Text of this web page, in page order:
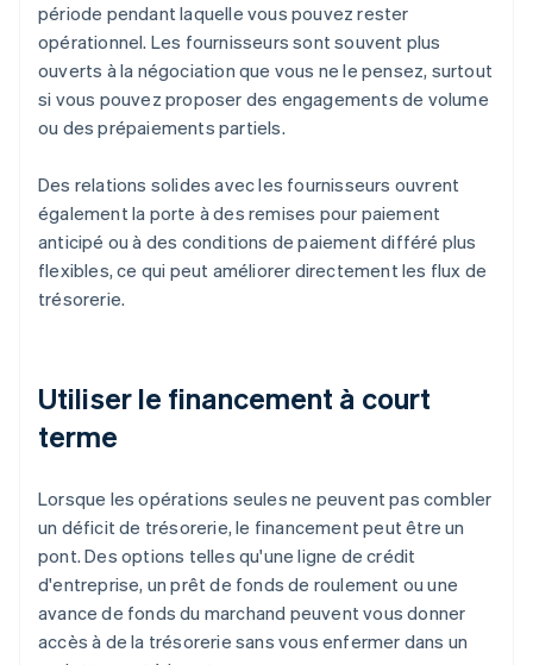
période pendant laquelle vous pouvez rester
opérationnel. Les fournisseurs sont souvent plus
ouverts à la négociation que vous ne le pensez, surtout
si vous pouvez proposer des engagements de volume
ou des prépaiements partiels.
Des relations solides avec les fournisseurs ouvrent
également la porte à des remises pour paiement
anticipé ou à des conditions de paiement différé plus
flexibles, ce qui peut améliorer directement les flux de
trésorerie.
Utiliser le financement à court
terme
Lorsque les opérations seules ne peuvent pas combler
un déficit de trésorerie, le financement peut être un
pont. Des options telles qu'une ligne de crédit
d'entreprise, un prêt de fonds de roulement ou une
avance de fonds du marchand peuvent vous donner
accès à de la trésorerie sans vous enfermer dans un